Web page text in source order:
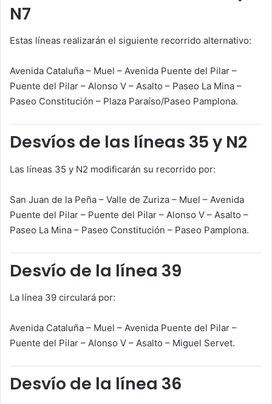
N7
Estas líneas realizarán el siguiente recorrido alternativo:
Avenida Cataluña – Muel – Avenida Puente del Pilar –
Puente del Pilar – Alonso V – Asalto – Paseo La Mina –
Paseo Constitución – Plaza Paraíso/Paseo Pamplona.
Desvíos de las líneas 35 y N2
Las líneas 35 y N2 modificarán su recorrido por:
San Juan de la Peña – Valle de Zuriza – Muel – Avenida
Puente del Pilar – Puente del Pilar – Alonso V – Asalto –
Paseo La Mina – Paseo Constitución – Paseo Pamplona.
Desvío de la línea 39
La línea 39 circulará por:
Avenida Cataluña – Muel – Avenida Puente del Pilar –
Puente del Pilar – Alonso V – Asalto – Miguel Servet.
Desvío de la línea 36